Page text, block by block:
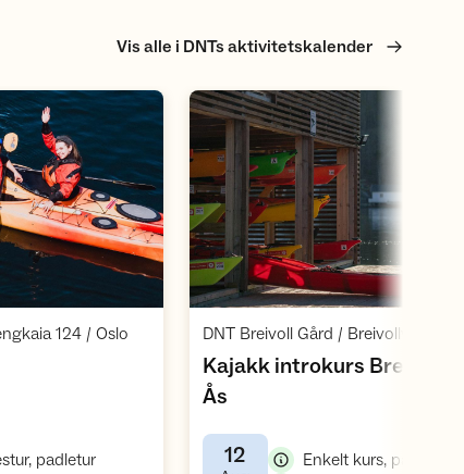
Vis alle i DNTs aktivitetskalender
aktivitet
124 / Oslo,
padletur,
Åpne
Kajakk introkurs Breivoll
Ås,
12 Enkelt kurs, padlekurs